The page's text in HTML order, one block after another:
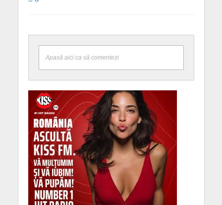
Apasă aici ca să comentezi